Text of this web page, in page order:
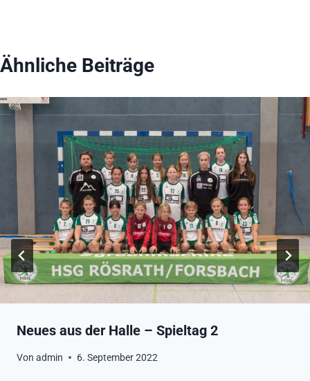
Ähnliche Beiträge
Neues aus der Halle – Spieltag 2
Von admin 6. September 2022